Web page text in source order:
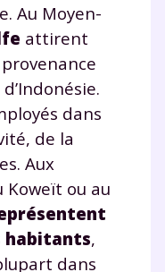
Au Moyen-
attirent
d’Indonésie.
dans
de la
Aux
Koweït ou au
habitants,
dans